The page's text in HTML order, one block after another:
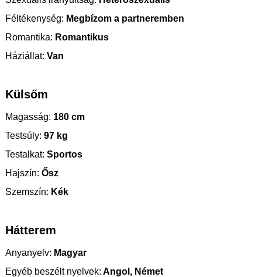
Féltékenység: Megbízom a partneremben
Romantika: Romantikus
Háziállat: Van
Külsőm
Magasság: 180 cm
Testsúly: 97 kg
Testalkat: Sportos
Hajszín: Ősz
Szemszín: Kék
Hátterem
Anyanyelv: Magyar
Egyéb beszélt nyelvek: Angol, Német